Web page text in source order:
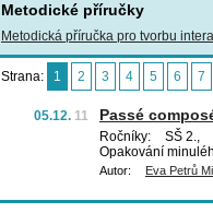
Metodické příručky
Metodická příručka pro tvorbu
Strana: 1 2 3 4 5 6 7
05.12. 11 Passé
Ročníky:
SŠ 2.,
Opakování
Autor: Eva Petrů